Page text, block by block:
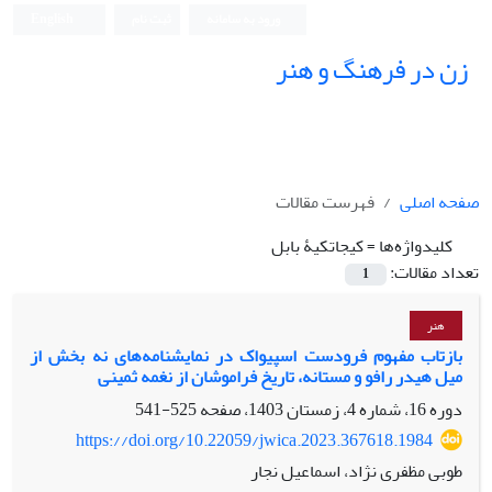
زن در فرهنگ و هنر
صفحه اصلی
فهرست مقالات
کلیدواژه‌ها =کیجاتکیۀ بابل
تعداد مقالات:
1
هنر
بازتاب مفهوم فرودست اسپیواک در نمایشنامه‌های نه بخش از
میل هیدر رافو و مستانه، تاریخ فراموشان از نغمه ثمینی
دوره 16، شماره 4، زمستان 1403، صفحه
525-541
https://doi.org/10.22059/jwica.2023.367618.1984
طوبی مظفری نژاد، اسماعیل نجار